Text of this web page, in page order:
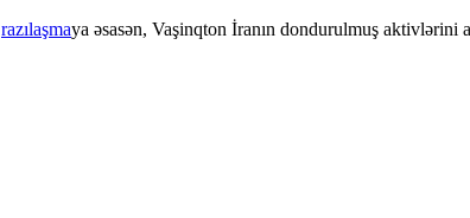
razılaşmaya əsasən, Vaşinqton İranın dondurulmuş aktivlərini